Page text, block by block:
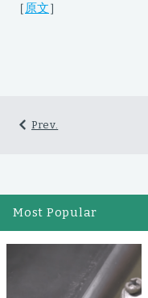
［ 原文］
Prev.
Most Popular